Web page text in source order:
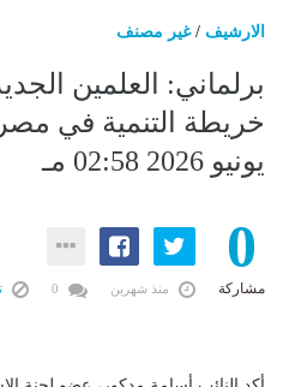
الارشيف /غير مصنف
برلماني: العلمين
يونيو 2026 02:58 مـ
0
مشاركة منذ شهرين